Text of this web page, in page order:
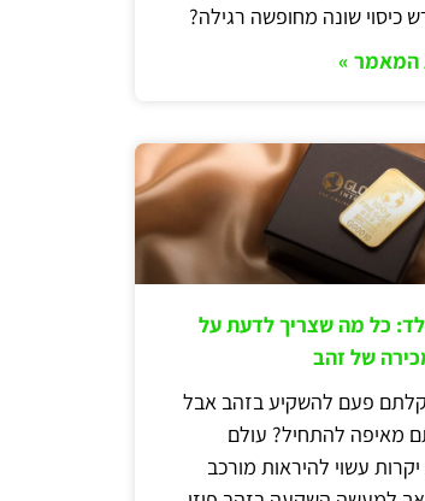
כיסוי שונה מחופשה רגילה?
המאמר »
כל מה שצריך לדעת על
של זהב
פעם להשקיע בזהב אבל
מאיפה להתחיל? עולם
עשוי להיראות מורכב